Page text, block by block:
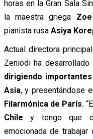
horas en la Gran Sala
la maestra griega
pianista rusa Asiya
Actual directora
Zeniodi ha desarrollado
dirigiendo
Asia, y presentándose
Filarmónica de París.
Chile y tengo que
emocionada de